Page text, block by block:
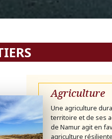
Agriculture
Une agriculture
territoire et de ses
de Namur agit en
agriculture